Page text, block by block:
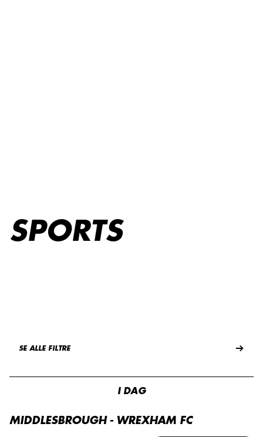
SPORTS
SE ALLE FILTRE
I DAG
MIDDLESBROUGH - WREXHAM FC